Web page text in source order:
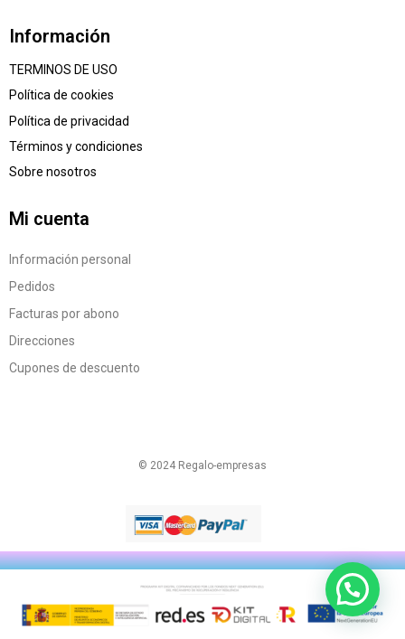
Información
TERMINOS DE USO
Política de cookies
Política de privacidad
Términos y condiciones
Sobre nosotros
Mi cuenta
Información personal
Pedidos
Facturas por abono
Direcciones
Cupones de descuento
© 2024 Regalo-empresas